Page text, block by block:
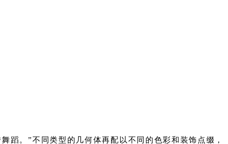
蹈。”不同类型的几何体再配以不同的色彩和装饰点缀，